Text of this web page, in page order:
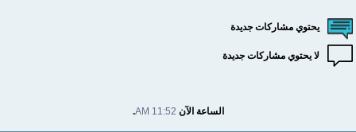
يحتوي مشاركات جديدة
لا يحتوي مشاركات جديدة
الساعة الآن11:52 AM
.